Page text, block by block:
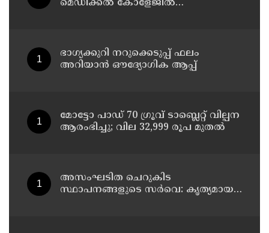
മെഡിക്കൽ കോളേജിൽ
ഭാഗ്യക്കുറി നറുക്കെടുപ്പ് ഫലം
അറിയാൻ ഔദ്യോഗിക ആപ്പ്
മോട്ടോ പാഡ് 70 ഗ്രൂവ് ടാബ്ലെറ്റ് വില്പന
ആരംഭിച്ചു; വില 32,999 രൂപ മുതൽ
അസംഘടിത ചെറുകിട
സ്ഥാപനങ്ങളുടെ സർവെ: കൃത്യമായ